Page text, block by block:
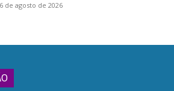
6 de agosto de 2026